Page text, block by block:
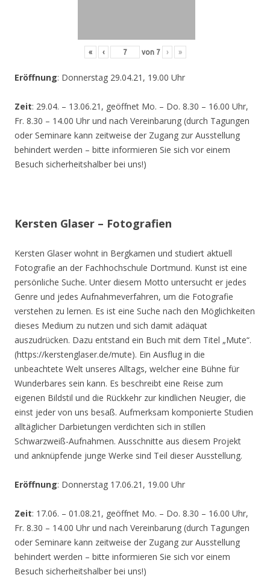
« ‹ von 7 › »
Eröffnung: Donnerstag 29.04.21, 19.00 Uhr
Zeit: 29.04. – 13.06.21, geöffnet Mo. – Do. 8.30 – 16.00 Uhr,
Fr. 8.30 – 14.00 Uhr und nach Vereinbarung (durch Tagungen
oder Seminare kann zeitweise der Zugang zur Ausstellung
behindert werden – bitte informieren Sie sich vor einem
Besuch sicherheitshalber bei uns!)
Kersten Glaser – Fotografien
Kersten Glaser wohnt in Bergkamen und studiert aktuell
Fotografie an der Fachhochschule Dortmund. Kunst ist eine
persönliche Suche. Unter diesem Motto untersucht er jedes
Genre und jedes Aufnahmeverfahren, um die Fotografie
verstehen zu lernen. Es ist eine Suche nach den Möglichkeiten
dieses Medium zu nutzen und sich damit adäquat
auszudrücken. Dazu entstand ein Buch mit dem Titel „Mute“.
(https://kerstenglaser.de/mute). Ein Ausflug in die
unbeachtete Welt unseres Alltags, welcher eine Bühne für
Wunderbares sein kann. Es beschreibt eine Reise zum
eigenen Bildstil und die Rückkehr zur kindlichen Neugier, die
einst jeder von uns besaß. Aufmerksam komponierte Studien
alltäglicher Darbietungen verdichten sich in stillen
Schwarzweiß-Aufnahmen. Ausschnitte aus diesem Projekt
und anknüpfende junge Werke sind Teil dieser Ausstellung.
Eröffnung: Donnerstag 17.06.21, 19.00 Uhr
Zeit: 17.06. – 01.08.21, geöffnet Mo. – Do. 8.30 – 16.00 Uhr,
Fr. 8.30 – 14.00 Uhr und nach Vereinbarung (durch Tagungen
oder Seminare kann zeitweise der Zugang zur Ausstellung
behindert werden – bitte informieren Sie sich vor einem
Besuch sicherheitshalber bei uns!)